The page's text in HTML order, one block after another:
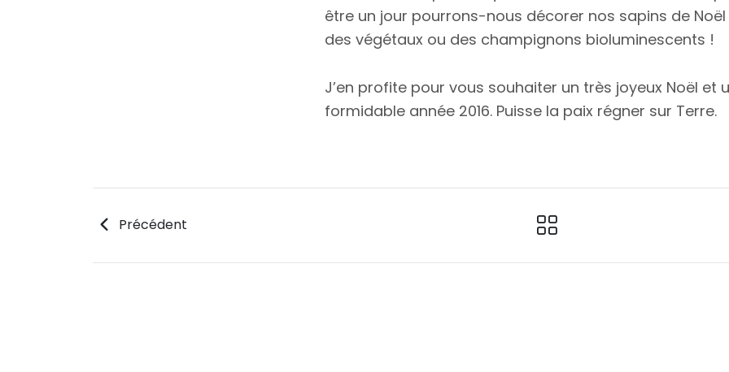
être un jour pourrons-nous décorer nos sapins de
des végétaux ou des champignons bioluminescents !
J’en profite pour vous souhaiter un très joyeux Noël et
formidable année 2016. Puisse la paix régner sur Terre.
Précédent